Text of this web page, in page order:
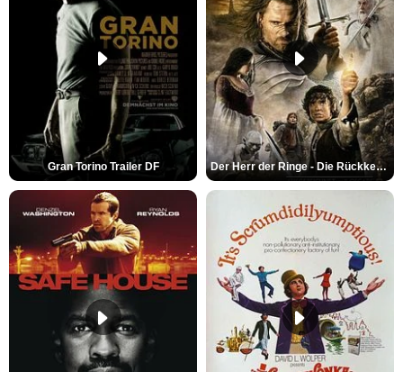
Gran Torino Trailer DF Der Herr der Ringe - Die Rückkehr des Königs Trailer OV